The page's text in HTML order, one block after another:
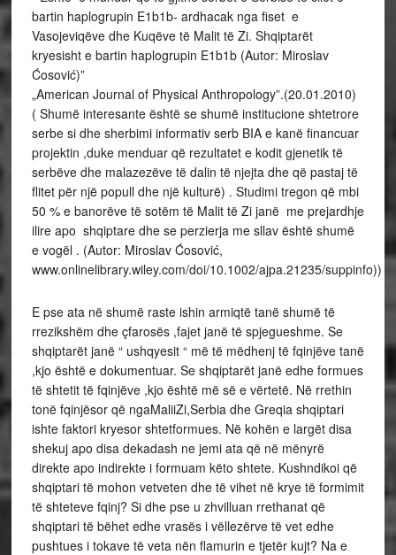
bartin haplogrupin E1b1b- ardhacak nga fiset e
Vasojeviqëve dhe Kuqëve të Malit të Zi. Shqiptarët
kryesisht e bartin haplogrupin E1b1b (Autor: Miroslav
Ćosović)”
„American Journal of Physical Anthropology”.(20.01.2010)
( Shumë interesante është se shumë institucione shtetrore
serbe si dhe sherbimi informativ serb BIA e kanë financuar
projektin ,duke menduar që rezultatet e kodit gjenetik të
serbëve dhe malazezëve të dalin të njejta dhe që pastaj të
flitet për një popull dhe një kulturë) . Studimi tregon që mbi
50 % e banorëve të sotëm të Malit të Zi janë me prejardhje
ilire apo shqiptare dhe se perzierja me sllav është shumë
e vogël . (Autor: Miroslav Ćosović,
www.onlinelibrary.wiley.com/doi/10.1002/ajpa.21235/suppinfo))
E pse ata në shumë raste ishin armiqtë tanë shumë të
rrezikshëm dhe çfarosës ,fajet janë të spjegueshme. Se
shqiptarët janë “ ushqyesit “ më të mëdhenj të fqinjëve tanë
,kjo është e dokumentuar. Se shqiptarët janë edhe formues
të shtetit të fqinjëve ,kjo është më së e vërtetë. Në rrethin
tonë fqinjësor që ngaMaliiZi,Serbia dhe Greqia shqiptari
ishte faktori kryesor shtetformues. Në kohën e largët disa
shekuj apo disa dekadash ne jemi ata që në mënyrë
direkte apo indirekte i formuam këto shtete. Kushndikoi që
shqiptari të mohon vetveten dhe të vihet në krye të formimit
të shteteve fqinj? Si dhe pse u zhvilluan rrethanat që
shqiptari të bëhet edhe vrasës i vëllezërve të vet edhe
pushtues i tokave të veta nën flamurin e tjetër kujt? Na e